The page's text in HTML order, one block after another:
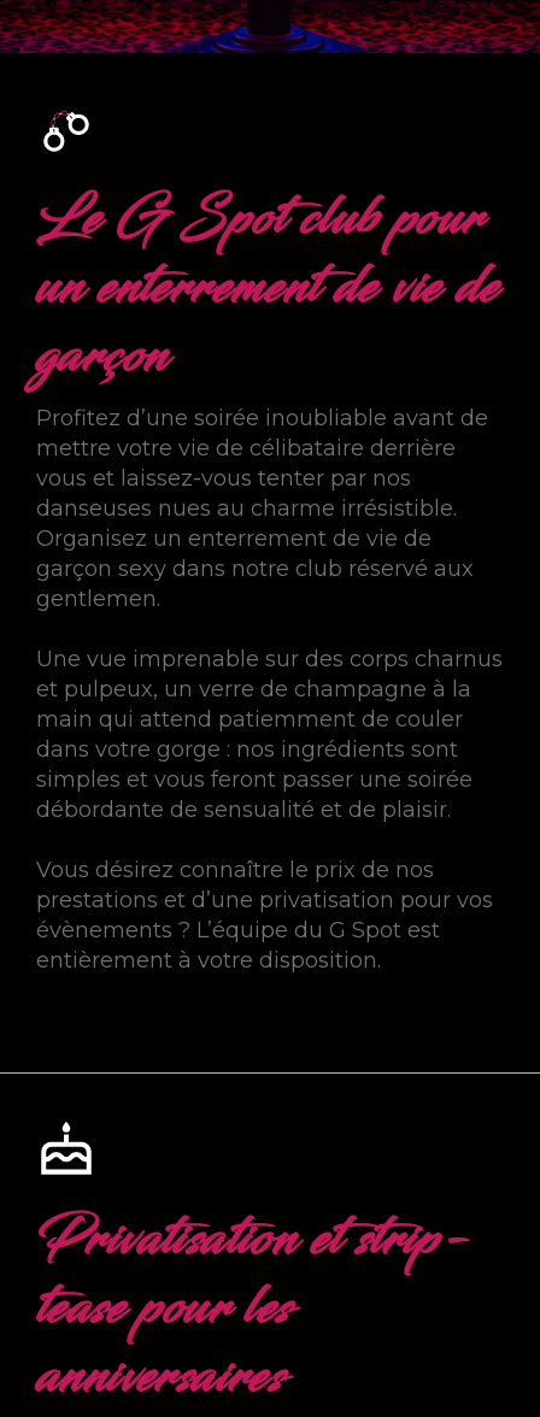
Le G Spot club pour
un enterrement de vie de
garçon
Profitez d’une soirée inoubliable avant de
mettre votre vie de célibataire derrière
vous et laissez-vous tenter par nos
danseuses nues au charme irrésistible.
Organisez un enterrement de vie de
garçon sexy dans notre club réservé aux
gentlemen.
Une vue imprenable sur des corps charnus
et pulpeux, un verre de champagne à la
main qui attend patiemment de couler
dans votre gorge : nos ingrédients sont
simples et vous feront passer une soirée
débordante de sensualité et de plaisir.
Vous désirez connaître le prix de nos
prestations et d’une privatisation pour vos
évènements ? L’équipe du G Spot est
entièrement à votre disposition.
Privatisation et strip-
tease pour les
anniversaires